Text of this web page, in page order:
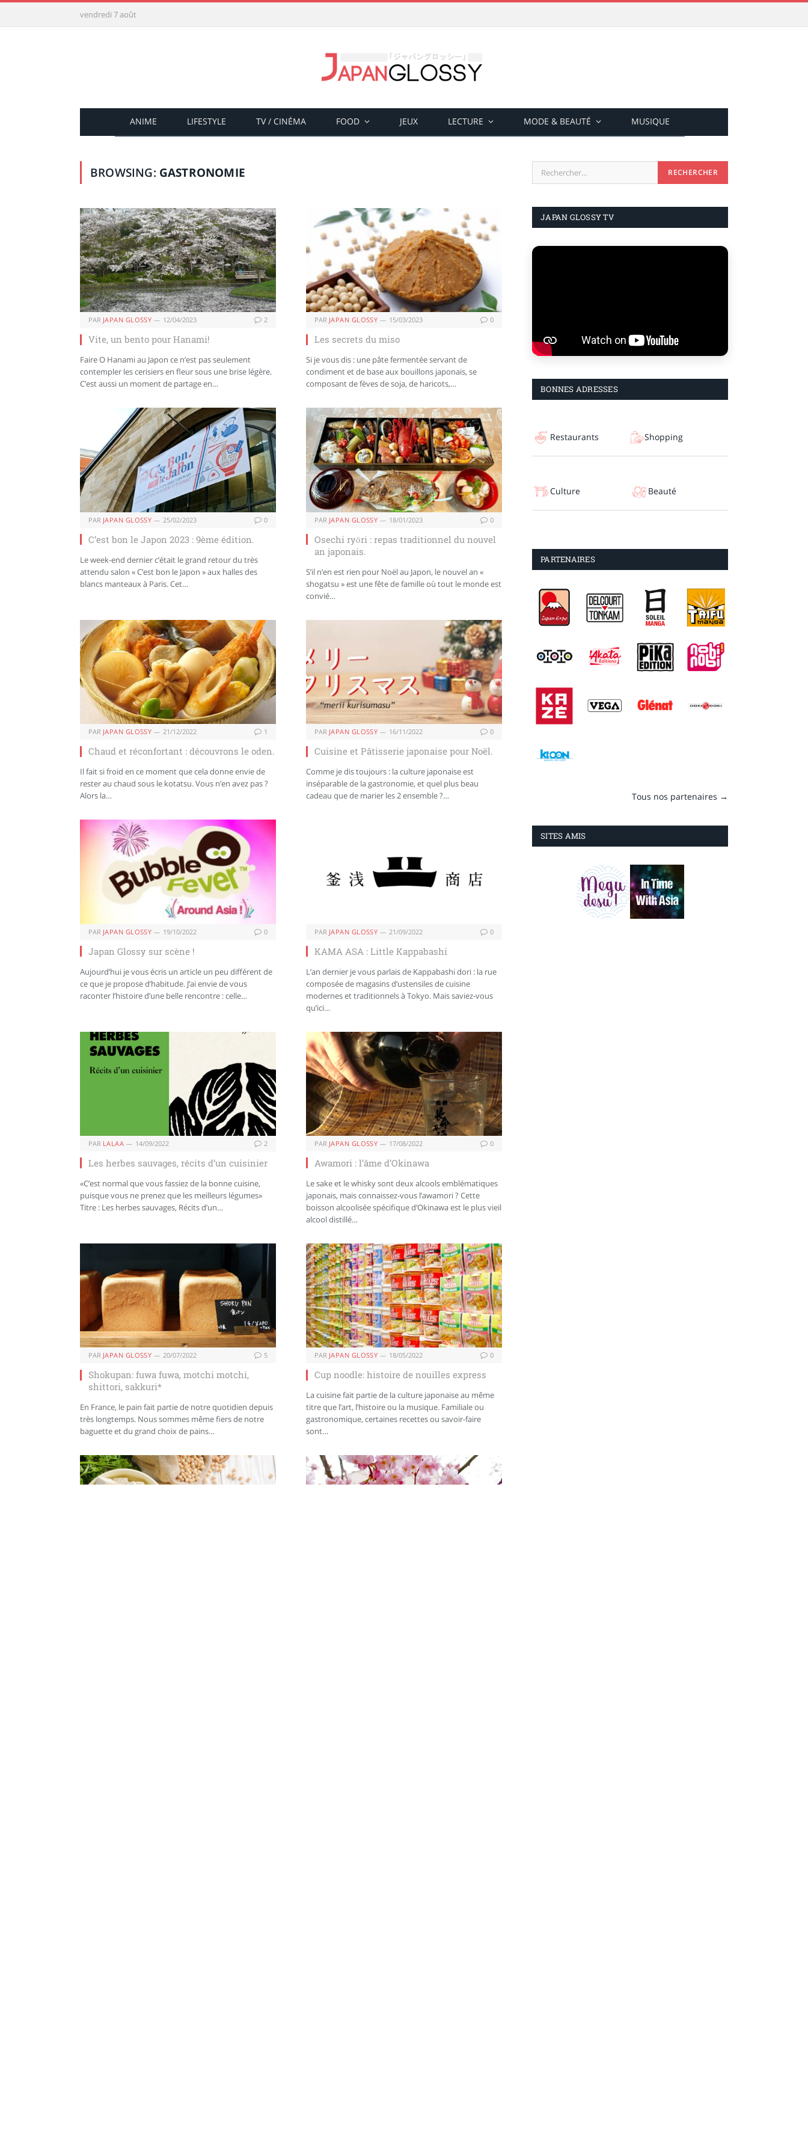
vendredi 7 août
ANIME LIFESTYLE TV / CINÉMA FOOD JEUX LECTURE MODE & BEAUTÉ MUSIQUE
BROWSING: GASTRONOMIE
PAR JAPAN GLOSSY 12/04/2023 2
Vite, un bento pour Hanami!
Faire O Hanami au Japon ce n’est pas seulement
contempler les cerisiers en fleur sous une brise légère.
C’est aussi un moment de partage en…
PAR JAPAN GLOSSY 15/03/2023 0
Les secrets du miso
Si je vous dis : une pâte fermentée servant de
condiment et de base aux bouillons japonais, se
composant de fèves de soja, de haricots,…
PAR JAPAN GLOSSY 25/02/2023 0
C’est bon le Japon 2023 : 9ème édition.
Le week-end dernier c’était le grand retour du très
attendu salon « C’est bon le Japon » aux halles des
blancs manteaux à Paris. Cet…
PAR JAPAN GLOSSY 18/01/2023 0
Osechi ryōri : repas traditionnel du nouvel
an japonais.
S’il n’en est rien pour Noël au Japon, le nouvel an «
shogatsu » est une fête de famille où tout le monde est
convié…
PAR JAPAN GLOSSY 21/12/2022 1
Chaud et réconfortant : découvrons le oden.
Il fait si froid en ce moment que cela donne envie de
rester au chaud sous le kotatsu. Vous n’en avez pas ?
Alors la…
PAR JAPAN GLOSSY 16/11/2022 0
Cuisine et Pâtisserie japonaise pour Noël.
Comme je dis toujours : la culture japonaise est
inséparable de la gastronomie, et quel plus beau
cadeau que de marier les 2 ensemble ?…
PAR JAPAN GLOSSY 19/10/2022 0
Japan Glossy sur scène !
Aujourd’hui je vous écris un article un peu différent de
ce que je propose d’habitude. J’ai envie de vous
raconter l’histoire d’une belle rencontre : celle…
PAR JAPAN GLOSSY 21/09/2022 0
KAMA ASA : Little Kappabashi
L’an dernier je vous parlais de Kappabashi dori : la rue
composée de magasins d’ustensiles de cuisine
modernes et traditionnels à Tokyo. Mais saviez-vous
qu’ici…
PAR LALAA 14/09/2022 2
Les herbes sauvages, récits d’un cuisinier
«C’est normal que vous fassiez de la bonne cuisine,
puisque vous ne prenez que les meilleurs légumes»
Titre : Les herbes sauvages, Récits d’un…
PAR JAPAN GLOSSY 17/08/2022 0
Awamori : l’âme d’Okinawa
Le sake et le whisky sont deux alcools emblématiques
japonais, mais connaissez-vous l’awamori ? Cette
boisson alcoolisée spécifique d’Okinawa est le plus vieil
alcool distillé…
PAR JAPAN GLOSSY 20/07/2022 5
Shokupan: fuwa fuwa, motchi motchi,
shittori, sakkuri*
En France, le pain fait partie de notre quotidien depuis
très longtemps. Nous sommes même fiers de notre
baguette et du grand choix de pains…
PAR JAPAN GLOSSY 18/05/2022 0
Cup noodle: histoire de nouilles express
La cuisine fait partie de la culture japonaise au même
titre que l’art, l’histoire ou la musique. Familiale ou
gastronomique, certaines recettes ou savoir-faire
sont…
JAPAN GLOSSY TV
BONNES ADRESSES
Restaurants Shopping
Culture Beauté
PARTENAIRES
Tous nos partenaires →
SITES AMIS